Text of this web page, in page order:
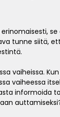
se
tunne siitä,
vaiheissa.
vaiheessa
informoida